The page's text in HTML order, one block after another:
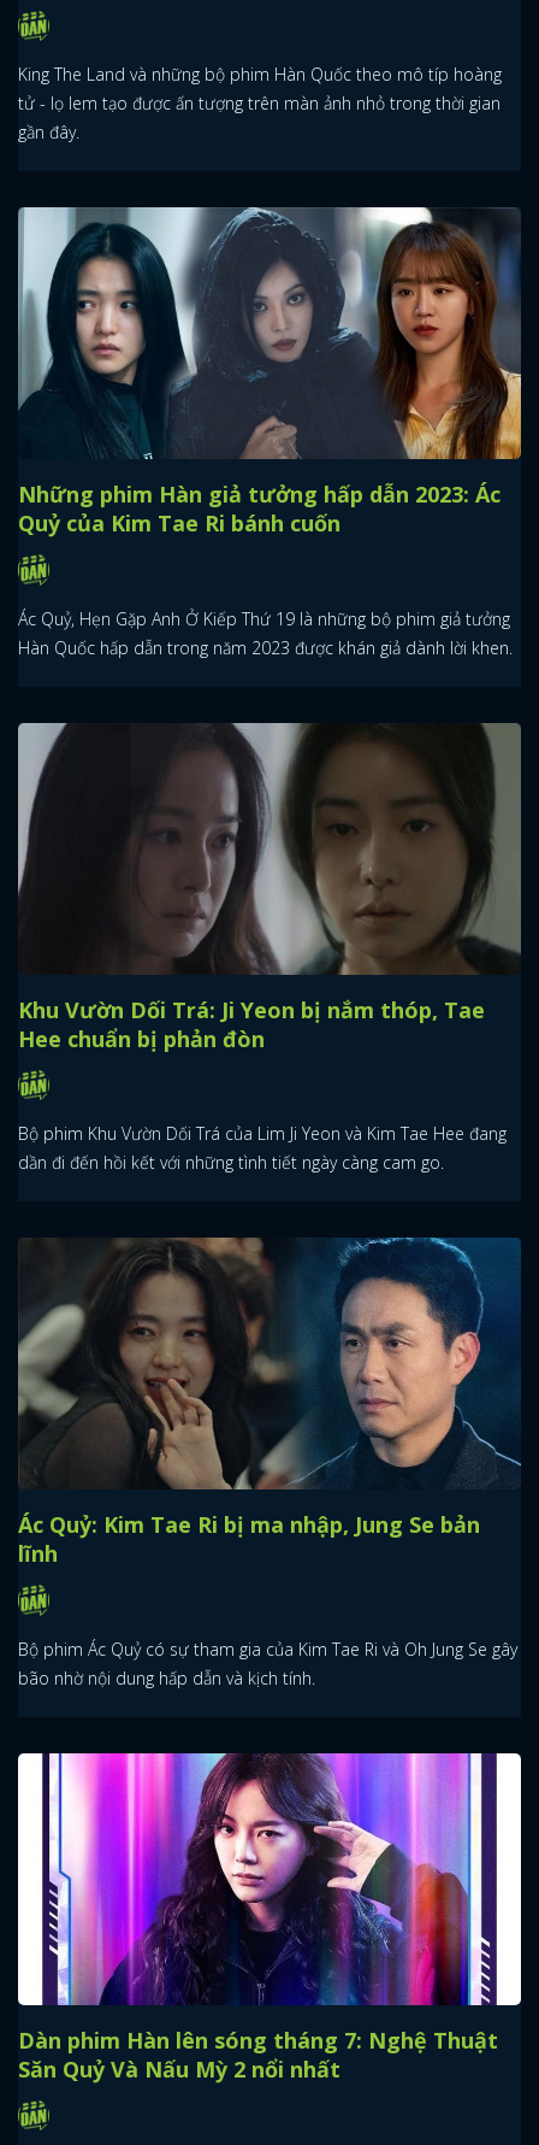
King The Land và những bộ phim Hàn Quốc theo mô típ hoàng
tử - lọ lem tạo được ấn tượng trên màn ảnh nhỏ trong thời gian
gần đây.
Những phim Hàn giả tưởng hấp dẫn 2023: Ác
Quỷ của Kim Tae Ri bánh cuốn
Ác Quỷ, Hẹn Gặp Anh Ở Kiếp Thứ 19 là những bộ phim giả tưởng
Hàn Quốc hấp dẫn trong năm 2023 được khán giả dành lời khen.
Khu Vườn Dối Trá: Ji Yeon bị nắm thóp, Tae
Hee chuẩn bị phản đòn
Bộ phim Khu Vườn Dối Trá của Lim Ji Yeon và Kim Tae Hee đang
dần đi đến hồi kết với những tình tiết ngày càng cam go.
Ác Quỷ: Kim Tae Ri bị ma nhập, Jung Se bản
lĩnh
Bộ phim Ác Quỷ có sự tham gia của Kim Tae Ri và Oh Jung Se gây
bão nhờ nội dung hấp dẫn và kịch tính.
Dàn phim Hàn lên sóng tháng 7: Nghệ Thuật
Săn Quỷ Và Nấu Mỳ 2 nổi nhất